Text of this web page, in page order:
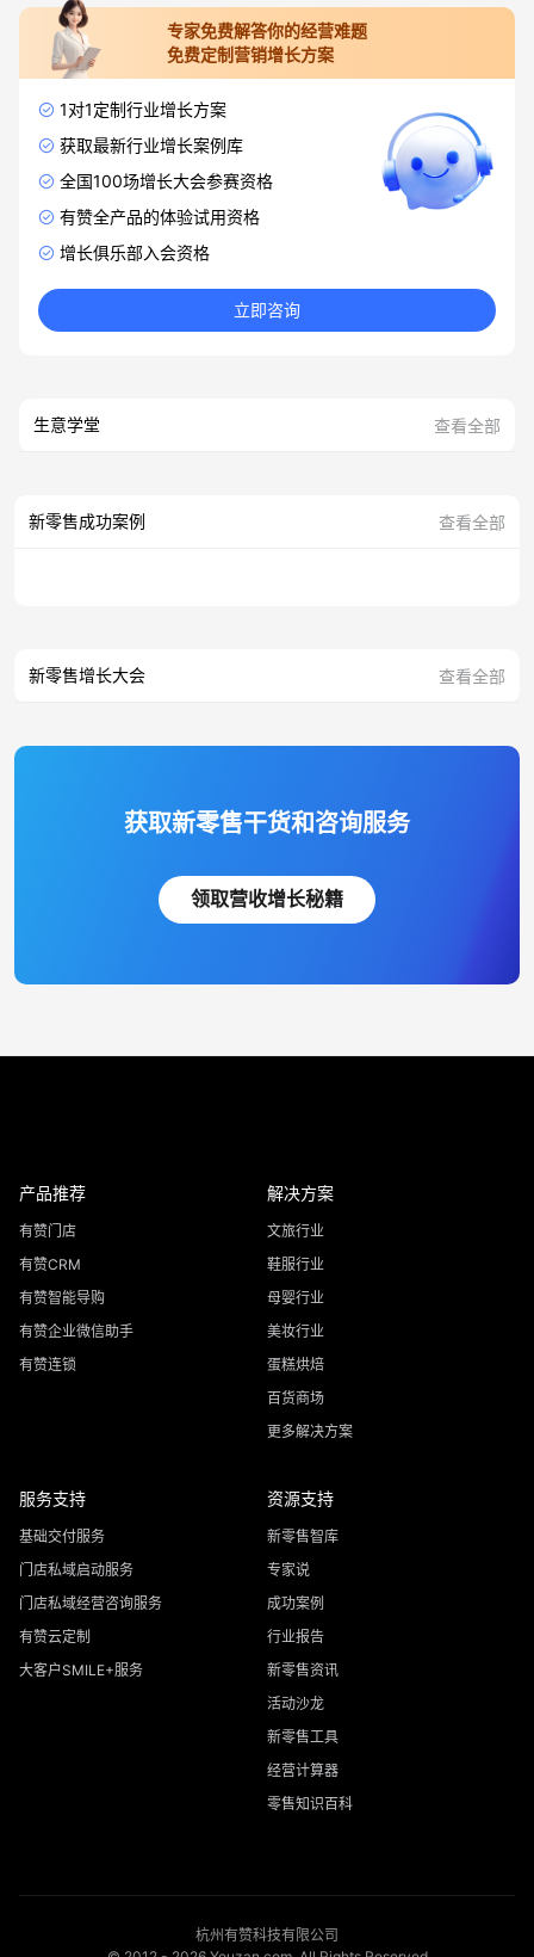
专家免费解答你的经营难题
免费定制营销增长方案
1对1定制行业增长方案
获取最新行业增长案例库
全国100场增长大会参赛资格
有赞全产品的体验试用资格
增长俱乐部入会资格
立即咨询
生意学堂 查看全部
新零售成功案例 查看全部
新零售增长大会 查看全部
获取新零售干货和咨询服务
领取营收增长秘籍
产品推荐
有赞门店
有赞CRM
有赞智能导购
有赞企业微信助手
有赞连锁
解决方案
文旅行业
鞋服行业
母婴行业
美妆行业
蛋糕烘焙
百货商场
更多解决方案
服务支持
基础交付服务
门店私域启动服务
门店私域经营咨询服务
有赞云定制
大客户SMILE+服务
资源支持
新零售智库
专家说
成功案例
行业报告
新零售资讯
活动沙龙
新零售工具
经营计算器
零售知识百科
杭州有赞科技有限公司